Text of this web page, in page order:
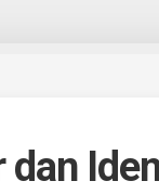
dan